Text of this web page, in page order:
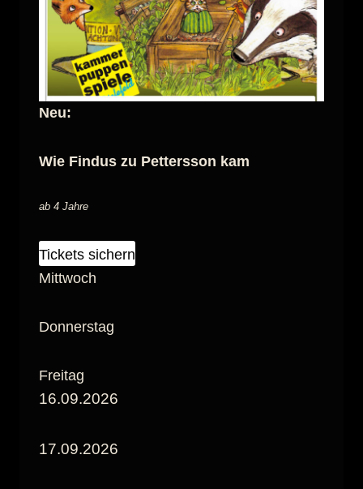
Neu:
Wie Findus zu Pettersson kam
ab 4 Jahre
Tickets sichern
Mittwoch
Donnerstag
Freitag
16.09.2026
17.09.2026